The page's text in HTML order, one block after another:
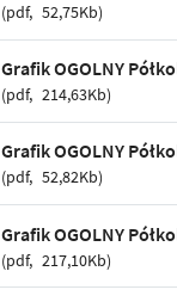
pdf 52,75Kb
Grafik OGOLNY
pdf 214,63Kb
Grafik OGOLNY
pdf 52,82Kb
Grafik OGOLNY
pdf 217,10Kb